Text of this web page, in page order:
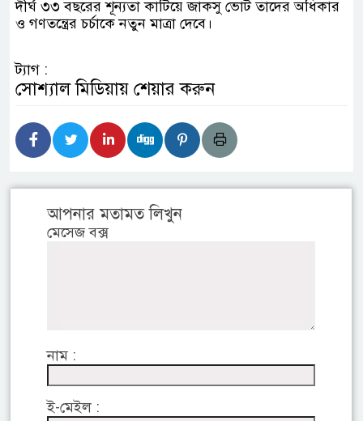
দীর্ঘ ৩৩ বছরের শূন্যতা কাটিয়ে জাকসু ভোট তাদের অধিকার
ও গণতন্ত্রের চর্চাকে নতুন মাত্রা দেবে।
ট্যাগ :
সোশ্যাল মিডিয়ায় শেয়ার করুন
আপনার মতামত লিখুন
মেসেজ বক্স
নাম :
ই-মেইল :